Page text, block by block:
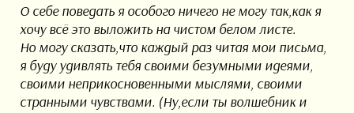
О себе поведать я особого ничего не могу так,как я
хочу всё это выложить на чистом белом листе.
Но могу сказать,что каждый раз читая мои письма,
я буду удивлять тебя своими безумными идеями,
своими неприкосновенными мыслями, своими
странными чувствами. (Ну,если ты волшебник и